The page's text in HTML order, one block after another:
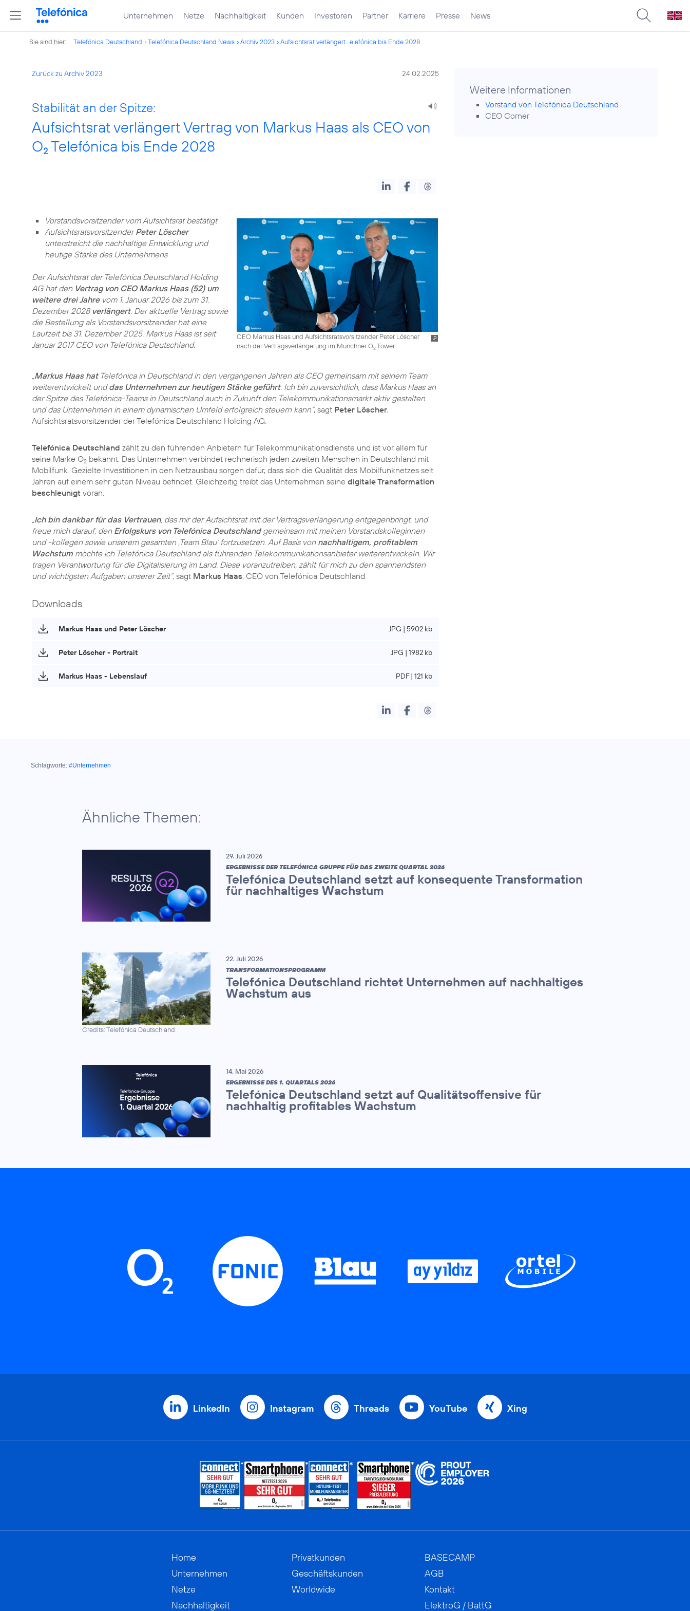
Unternehmen Netze Nachhaltigkeit Kunden Investoren Partner Karriere Presse News
Sie sind hier: Telefónica Deutschland Telefónica Deutschland News Archiv 2023 Aufsichtsrat verlängert...elefónica bis Ende 2028
Zurück zu Archiv 2023 24.02.2025
Stabilität an der Spitze:
Aufsichtsrat verlängert Vertrag von Markus Haas als CEO von
O2 Telefónica bis Ende 2028
CEO Markus Haas und Aufsichtsratsvorsitzender Peter Löscher
nach der Vertragsverlängerung im Münchner O2Tower
Vorstandsvorsitzender vom Aufsichtsrat bestätigt
AufsichtsratsvorsitzenderPeter Löscher
unterstreicht die nachhaltige Entwicklung und
heutige Stärke des Unternehmens
Der Aufsichtsrat der Telefónica Deutschland Holding
AG hat den Vertrag von CEO Markus Haas (52) um
weitere drei Jahrevom 1. Januar 2026 bis zum 31.
Dezember 2028 verlängert. Der aktuelle Vertrag sowie
die Bestellung als Vorstandsvorsitzender hat eine
Laufzeit bis 31. Dezember 2025. Markus Haas ist seit
Januar 2017 CEO von Telefónica Deutschland.
Markus Haas hatTelefónica in Deutschland in den vergangenen Jahren als CEO gemeinsam mit seinem Team
weiterentwickelt unddas Unternehmen zur heutigen Stärke geführt. Ich bin zuversichtlich, dass Markus Haas an
der Spitze des Telefónica-Teams in Deutschland auch in Zukunft den Telekommunikationsmarkt aktiv gestalten
und das Unternehmen in einem dynamischen Umfeld erfolgreich steuern kann“, sagt Peter Löscher,
Aufsichtsrats­vorsitzender der Telefónica Deutschland Holding AG.
Telefónica Deutschland zählt zu den führenden Anbietern für Telekommunikationsdienste und ist vor allem für
seine Marke O2 bekannt. Das Unternehmen verbindet rechnerisch jeden zweiten Menschen in Deutschland mit
Mobilfunk. Gezielte Investitionen in den Netzausbau sorgen dafür, dass sich die Qualität des Mobilfunknetzes seit
Jahren auf einem sehr guten Niveau befindet. Gleichzeitig treibt das Unternehmen seine digitale Transformation
beschleunigt voran.
Ich bin dankbar für das Vertrauen, das mir der Aufsichtsrat mit der Vertragsverlängerung entgegenbringt, und
freue mich darauf, den Erfolgskurs von Telefónica Deutschlandgemeinsam mit meinen Vorstandskolleginnen
und -kollegen sowie unserem gesamten ‚Team Blau‘ fortzusetzen. Auf Basis von nachhaltigem, profitablem
Wachstum möchte ich Telefónica Deutschland als führenden Telekommunikationsanbieter weiterentwickeln. Wir
tragen Verantwortung für die Digitalisierung im Land. Diese voranzutreiben, zählt für mich zu den spannendsten
und wichtigsten Aufgaben unserer Zeit“, sagt Markus Haas, CEO von Telefónica Deutschland.
Downloads
Markus Haas und Peter Löscher JPG | 5902 kb
Peter Löscher - Portrait JPG | 1982 kb
Markus Haas - Lebenslauf PDF | 121 kb
Weitere Informationen
Vorstand von Telefónica Deutschland
CEO Corner
Schlagworte: #Unternehmen
Ähnliche Themen:
29. Juli 2026
ERGEBNISSE DER TELEFÓNICA GRUPPE FÜR DAS ZWEITE QUARTAL 2026
Telefónica Deutschland setzt auf konsequente Transformation
für nachhaltiges Wachstum
Credits: Telefónica Deutschland
22. Juli 2026
TRANSFORMATIONSPROGRAMM
Telefónica Deutschland richtet Unternehmen auf nachhaltiges
Wachstum aus
14. Mai 2026
ERGEBNISSE DES 1. QUARTALS 2026
Telefónica Deutschland setzt auf Qualitätsoffensive für
nachhaltig profitables Wachstum
LinkedIn Instagram Threads YouTube Xing
Home
Unternehmen
Netze
Nachhaltigkeit
Privatkunden
Geschäftskunden
Worldwide
BASECAMP
AGB
Kontakt
ElektroG / BattG